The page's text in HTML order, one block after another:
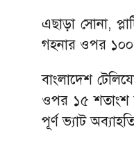
এছাড়া সোনা,
গহনার ওপর ১০০
বাংলাদেশ
ওপর ১৫ শতাংশ
পূর্ণ ভ্যাট